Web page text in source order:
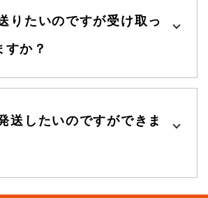
りたいのですが受け取っ
すか？
送したいのですができま